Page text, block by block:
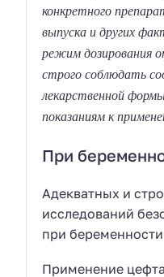
конкретного
выпуска и других
режим дозирования
строго соблюдать
лекарственной
показаниям к
При
Адекватных и
исследований
при
Применение